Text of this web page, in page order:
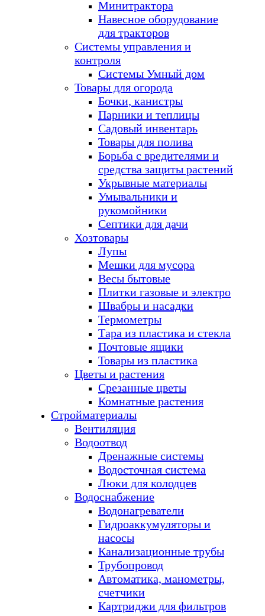
Минитрактора
Навесное оборудование
для тракторов
Системы управления и
контроля
Системы Умный дом
Товары для огорода
Бочки, канистры
Парники и теплицы
Садовый инвентарь
Товары для полива
Борьба с вредителями и
средства защиты растений
Укрывные материалы
Умывальники и
рукомойники
Септики для дачи
Хозтовары
Лупы
Мешки для мусора
Весы бытовые
Плитки газовые и электро
Швабры и насадки
Термометры
Тара из пластика и стекла
Почтовые ящики
Товары из пластика
Цветы и растения
Срезанные цветы
Комнатные растения
Стройматериалы
Вентиляция
Водоотвод
Дренажные системы
Водосточная система
Люки для колодцев
Водоснабжение
Водонагреватели
Гидроаккумуляторы и
насосы
Канализационные трубы
Трубопровод
Автоматика, манометры,
счетчики
Картриджи для фильтров